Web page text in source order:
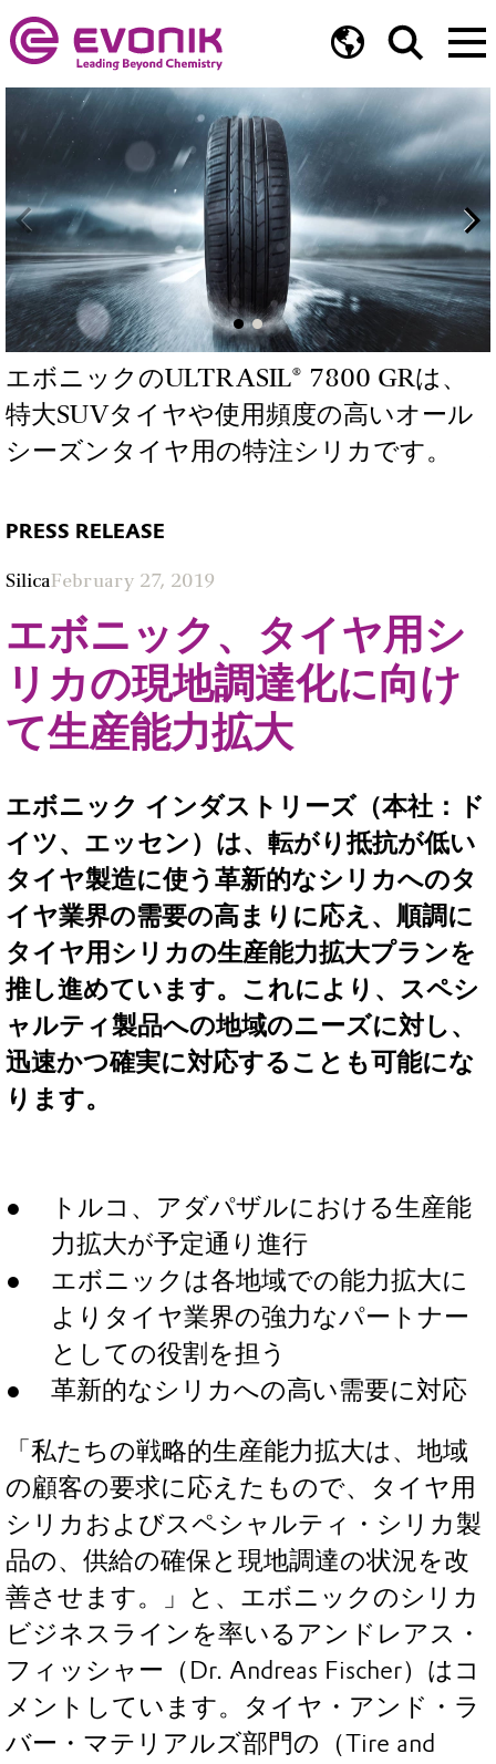
エボニックのULTRASIL® 7800 GRは、
特大SUVタイヤや使用頻度の高いオール
シーズンタイヤ用の特注シリカです。
PRESS RELEASE
SilicaFebruary 27, 2019
エボニック、タイヤ用シ
リカの現地調達化に向け
て生産能力拡大
エボニック インダストリーズ（本社：ド
イツ、エッセン）は、転がり抵抗が低い
タイヤ製造に使う革新的なシリカへのタ
イヤ業界の需要の高まりに応え、順調に
タイヤ用シリカの生産能力拡大プランを
推し進めています。これにより、スペシ
ャルティ製品への地域のニーズに対し、
迅速かつ確実に対応することも可能にな
ります。
トルコ、アダパザルにおける生産能
力拡大が予定通り進行
エボニックは各地域での能力拡大に
よりタイヤ業界の強力なパートナー
としての役割を担う
革新的なシリカへの高い需要に対応
「私たちの戦略的生産能力拡大は、地域
の顧客の要求に応えたもので、タイヤ用
シリカおよびスペシャルティ・シリカ製
品の、供給の確保と現地調達の状況を改
善させます。」と、エボニックのシリカ
ビジネスラインを率いるアンドレアス・
フィッシャー（Dr. Andreas Fischer）はコ
メントしています。タイヤ・アンド・ラ
バー・マテリアルズ部門の（Tire and